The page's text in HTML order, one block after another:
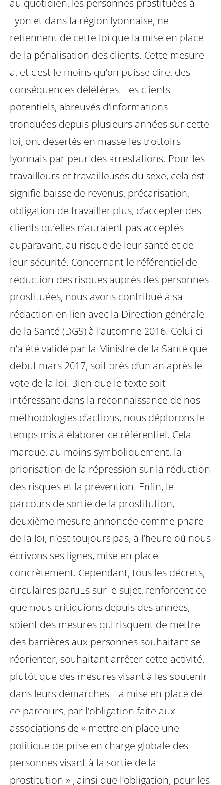
au quotidien, les personnes prostituées à
Lyon et dans la région lyonnaise, ne
retiennent de cette loi que la mise en place
de la pénalisation des clients. Cette mesure
a, et c’est le moins qu’on puisse dire, des
conséquences délétères. Les clients
potentiels, abreuvés d’informations
tronquées depuis plusieurs années sur cette
loi, ont désertés en masse les trottoirs
lyonnais par peur des arrestations. Pour les
travailleurs et travailleuses du sexe, cela est
signifie baisse de revenus, précarisation,
obligation de travailler plus, d’accepter des
clients qu’elles n’auraient pas acceptés
auparavant, au risque de leur santé et de
leur sécurité. Concernant le référentiel de
réduction des risques auprès des personnes
prostituées, nous avons contribué à sa
rédaction en lien avec la Direction générale
de la Santé (DGS) à l’automne 2016. Celui ci
n’a été validé par la Ministre de la Santé que
début mars 2017, soit près d’un an après le
vote de la loi. Bien que le texte soit
intéressant dans la reconnaissance de nos
méthodologies d’actions, nous déplorons le
temps mis à élaborer ce référentiel. Cela
marque, au moins symboliquement, la
priorisation de la répression sur la réduction
des risques et la prévention. Enfin, le
parcours de sortie de la prostitution,
deuxième mesure annoncée comme phare
de la loi, n’est toujours pas, à l’heure où nous
écrivons ses lignes, mise en place
concrètement. Cependant, tous les décrets,
circulaires paruEs sur le sujet, renforcent ce
que nous critiquions depuis des années,
soient des mesures qui risquent de mettre
des barrières aux personnes souhaitant se
réorienter, souhaitant arrêter cette activité,
plutôt que des mesures visant à les soutenir
dans leurs démarches. La mise en place de
ce parcours, par l’obligation faite aux
associations de « mettre en place une
politique de prise en charge globale des
personnes visant à la sortie de la
prostitution » , ainsi que l’obligation, pour les